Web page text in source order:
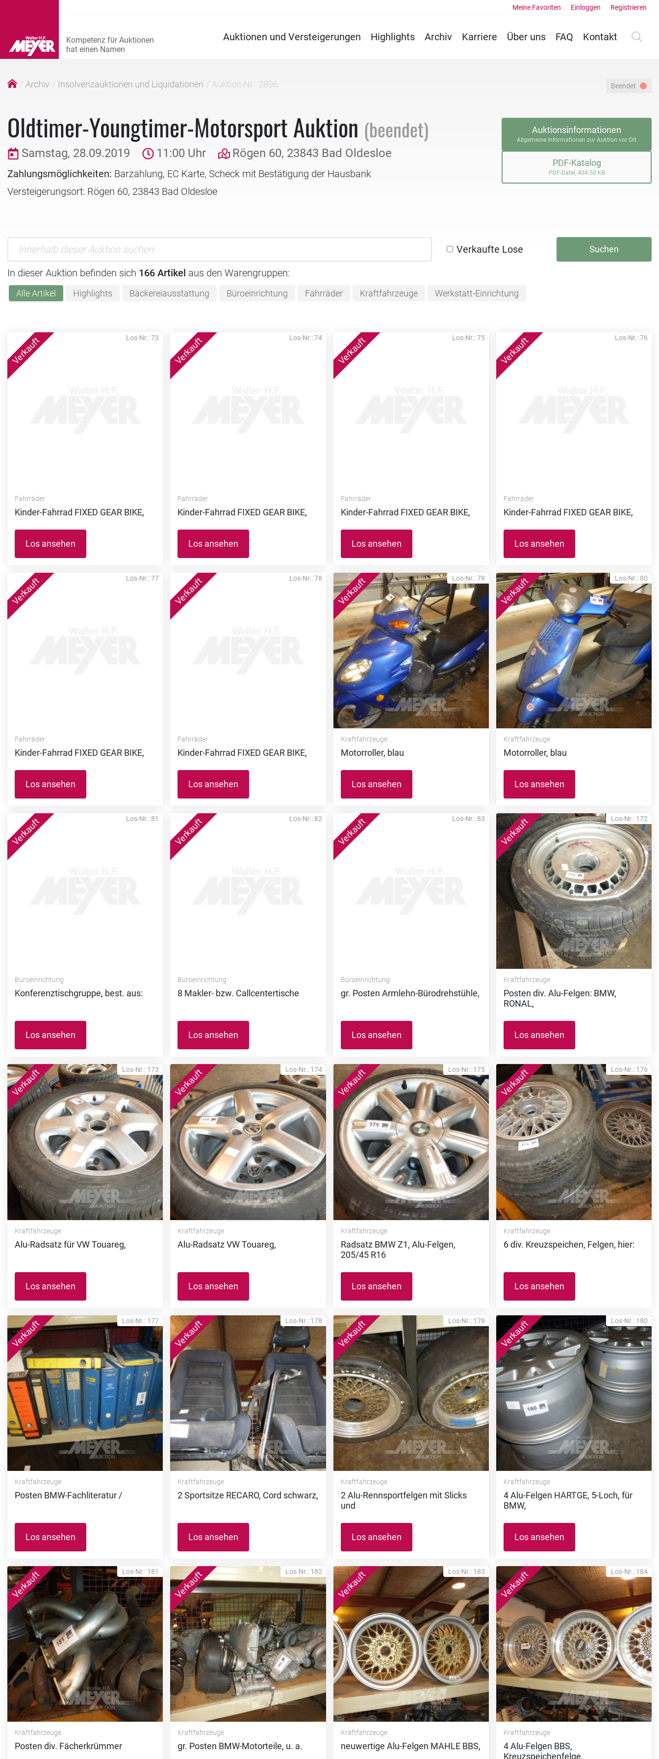
Auktionen und Versteigerungen Highlights Archiv Karriere Über uns FAQ Kontakt
Meine Favoriten Einloggen Registrieren
Archiv Insolvenzauktionen und Liquidationen Auktion-Nr.: 2896 Beendet
Oldtimer-Youngtimer-Motorsport Auktion (beendet)
Samstag, 28.09.2019 11:00 Uhr Rögen 60, 23843 Bad Oldesloe
Zahlungsmöglichkeiten: Barzahlung, EC Karte, Scheck mit Bestätigung der Hausbank
Versteigerungsort: Rögen 60, 23843 Bad Oldesloe
Auktionsinformationen
Allgemeine Informationen zur Auktion vor Ort
PDF-Katalog
PDF-Datei, 404.50 KB
Verkaufte Lose Suchen
In dieser Auktion befinden sich 166 Artikel aus den Warengruppen:
Alle Artikel Highlights Bäckereiausstattung Büroeinrichtung Fahrräder Kraftfahrzeuge Werkstatt-Einrichtung
Los-Nr.: 73
Fahrräder
Kinder-Fahrrad FIXED GEAR BIKE,
Los ansehen
Los-Nr.: 74
Fahrräder
Kinder-Fahrrad FIXED GEAR BIKE,
Los ansehen
Los-Nr.: 75
Fahrräder
Kinder-Fahrrad FIXED GEAR BIKE,
Los ansehen
Los-Nr.: 76
Fahrräder
Kinder-Fahrrad FIXED GEAR BIKE,
Los ansehen
Los-Nr.: 77
Fahrräder
Kinder-Fahrrad FIXED GEAR BIKE,
Los ansehen
Los-Nr.: 78
Fahrräder
Kinder-Fahrrad FIXED GEAR BIKE,
Los ansehen
Los-Nr.: 79
Kraftfahrzeuge
Motorroller, blau
Los ansehen
Los-Nr.: 80
Kraftfahrzeuge
Motorroller, blau
Los ansehen
Los-Nr.: 81
Büroeinrichtung
Konferenztischgruppe, best. aus:
Los ansehen
Los-Nr.: 82
Büroeinrichtung
8 Makler- bzw. Callcentertische
Los ansehen
Los-Nr.: 83
Büroeinrichtung
gr. Posten Armlehn-Bürodrehstühle,
Los ansehen
Los-Nr.: 172
Kraftfahrzeuge
Posten div. Alu-Felgen: BMW,
RONAL,
Los ansehen
Los-Nr.: 173
Kraftfahrzeuge
Alu-Radsatz für VW Touareg,
Los ansehen
Los-Nr.: 174
Kraftfahrzeuge
Alu-Radsatz VW Touareg,
Los ansehen
Los-Nr.: 175
Kraftfahrzeuge
Radsatz BMW Z1, Alu-Felgen,
205/45 R16
Los ansehen
Los-Nr.: 176
Kraftfahrzeuge
6 div. Kreuzspeichen, Felgen, hier:
Los ansehen
Los-Nr.: 177
Kraftfahrzeuge
Posten BMW-Fachliteratur /
Los ansehen
Los-Nr.: 178
Kraftfahrzeuge
2 Sportsitze RECARO, Cord schwarz,
Los ansehen
Los-Nr.: 179
Kraftfahrzeuge
2 Alu-Rennsportfelgen mit Slicks
und
Los ansehen
Los-Nr.: 180
Kraftfahrzeuge
4 Alu-Felgen HARTGE, 5-Loch, für
BMW,
Los ansehen
Los-Nr.: 181
Kraftfahrzeuge
Posten div. Fächerkrümmer
Los-Nr.: 182
Kraftfahrzeuge
gr. Posten BMW-Motorteile, u. a.
Los-Nr.: 183
Kraftfahrzeuge
neuwertige Alu-Felgen MAHLE BBS,
Los-Nr.: 184
Kraftfahrzeuge
4 Alu-Felgen BBS,
Kreuzspeichenfelge,